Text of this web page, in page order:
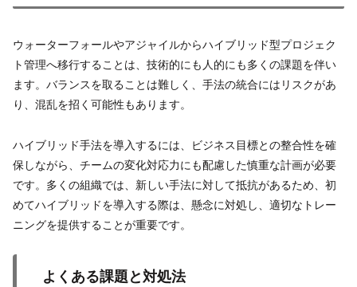
ウォーターフォールやアジャイルからハイブリッド型プロジェク
ト管理へ移行することは、技術的にも人的にも多くの課題を伴い
ます。バランスを取ることは難しく、手法の統合にはリスクがあ
り、混乱を招く可能性もあります。
ハイブリッド手法を導入するには、ビジネス目標との整合性を確
保しながら、チームの変化対応力にも配慮した慎重な計画が必要
です。多くの組織では、新しい手法に対して抵抗があるため、初
めてハイブリッドを導入する際は、懸念に対処し、適切なトレー
ニングを提供することが重要です。
よくある課題と対処法